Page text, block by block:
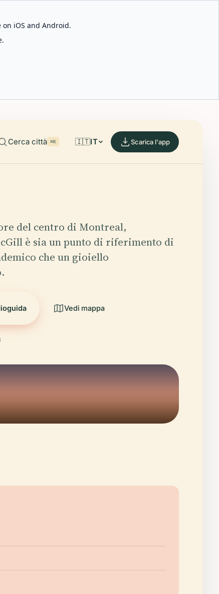
iOS and Android.
Cerca città ⌘K 🇮🇹IT Scarica l'app
del centro di Montreal,
è sia un punto di riferimento di
che un gioiello
Vedi mappa